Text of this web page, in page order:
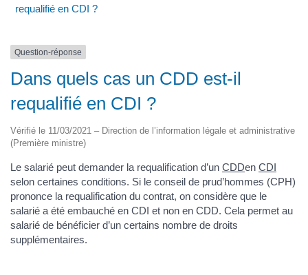
requalifié en CDI ?
Question-réponse
Dans quels cas un CDD est-il
requalifié en CDI ?
Vérifié le 11/03/2021 – Direction de l’information légale et administrative
(Première ministre)
Le salarié peut demander la requalification d’un CDDen CDI
selon certaines conditions. Si le conseil de prud’hommes (CPH)
prononce la requalification du contrat, on considère que le
salarié a été embauché en CDI et non en CDD. Cela permet au
salarié de bénéficier d’un certains nombre de droits
supplémentaires.